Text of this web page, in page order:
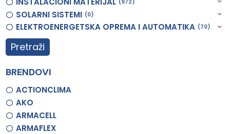
972
SOLARNI SISTEMI 0
ELEKTROENERGETSKA OPREMA I AUTOMATIKA 70
Pretraži
BRENDOVI
ACTIONCLIMA
AKO
ARMACELL
ARMAFLEX